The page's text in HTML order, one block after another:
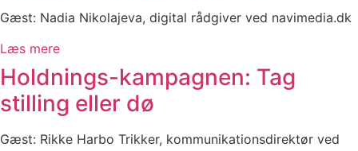
Gæst: Nadia Nikolajeva, digital rådgiver ved navimedia.dk
Læs mere
Holdnings-kampagnen: Tag
stilling eller dø
Gæst: Rikke Harbo Trikker, kommunikationsdirektør ved